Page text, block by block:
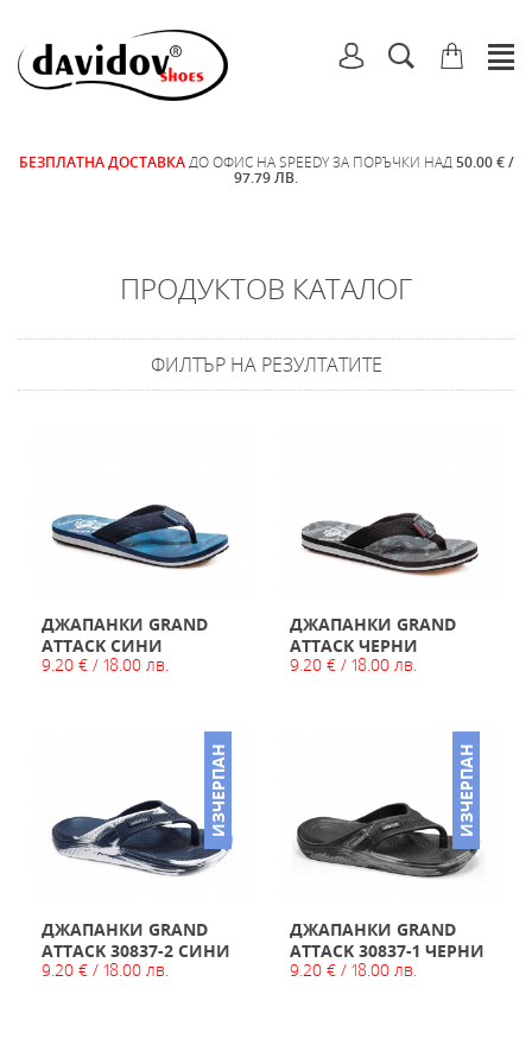
БЕЗПЛАТНА ДОСТАВКА ДО ОФИС НА SPEEDY ЗА ПОРЪЧКИ НАД 50.00 € /
97.79 ЛВ.
ПРОДУКТОВ КАТАЛОГ
ФИЛТЪР НА РЕЗУЛТАТИТЕ
ДЖАПАНКИ GRAND
ATTACK СИНИ
9.20 € / 18.00 лв.
ДЖАПАНКИ GRAND
ATTACK ЧЕРНИ
9.20 € / 18.00 лв.
ИЗЧЕРПАН
ДЖАПАНКИ GRAND
ATTACK 30837-2 СИНИ
9.20 € / 18.00 лв.
ИЗЧЕРПАН
ДЖАПАНКИ GRAND
ATTACK 30837-1 ЧЕРНИ
9.20 € / 18.00 лв.